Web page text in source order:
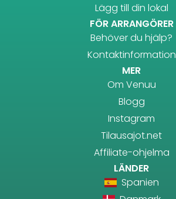
Lägg till din lokal
FÖR ARRANGÖRER
Behöver du hjälp?
Kontaktinformation
MER
Om Venuu
Blogg
Instagram
Tilausajot.net
Affiliate-ohjelma
LÄNDER
Spanien